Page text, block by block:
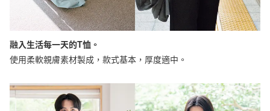
融入生活每一天的T恤。
使用柔軟親膚素材製成，款式基本，厚度適中。